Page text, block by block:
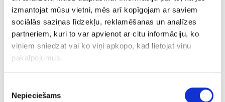
izmantojat mūsu vietni, mēs arī kopīgojam ar saviem
sociālās saziņas līdzekļu, reklamēšanas un analīzes
partneriem, kuri to var apvienot ar citu informāciju, ko
viņiem sniedzat vai ko viņi apkopo, kad lietojat viņu
pakalpojumus.
izvēle
Nepieciešams
13-22-04-FS